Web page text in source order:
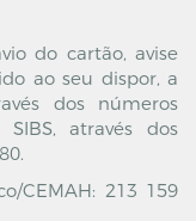
do cartão, avise
ao seu dispor, a
dos números
através dos
CEMAH: 213 159